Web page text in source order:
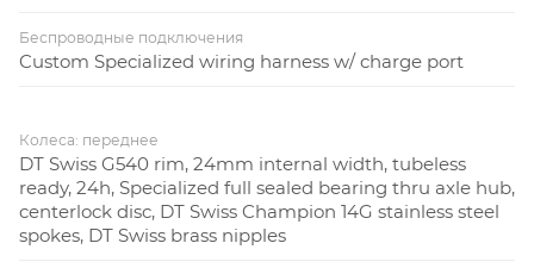
Беспроводные подключения
Custom Specialized wiring harness w/ charge port
Колеса: переднее
DT Swiss G540 rim, 24mm internal width, tubeless
ready, 24h, Specialized full sealed bearing thru axle hub,
centerlock disc, DT Swiss Champion 14G stainless steel
spokes, DT Swiss brass nipples